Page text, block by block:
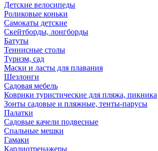
Детские велосипеды
Роликовые коньки
Самокаты детские
Скейтборды, лонгборды
Батуты
Теннисные столы
Туризм, сад
Маски и ласты для плавания
Шезлонги
Садовая мебель
Коврики туристические для пляжа, пикника
Зонты садовые и пляжные, тенты-парусы
Палатки
Садовые качели подвесные
Спальные мешки
Гамаки
Кардиотренажеры